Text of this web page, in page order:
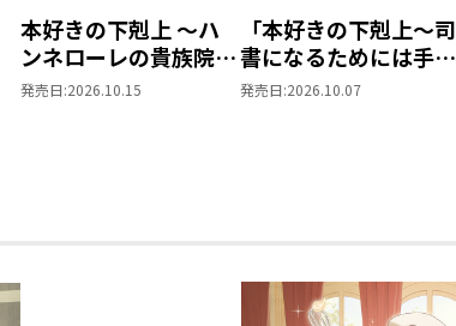
本好きの下剋上 ～ハ
ンネローレの貴族院五
年生～ 「恋してみた
発売日:2026.10.15
「本好きの下剋上～司
書になるためには手段
を選んでいられません
発売日:2026.10.07